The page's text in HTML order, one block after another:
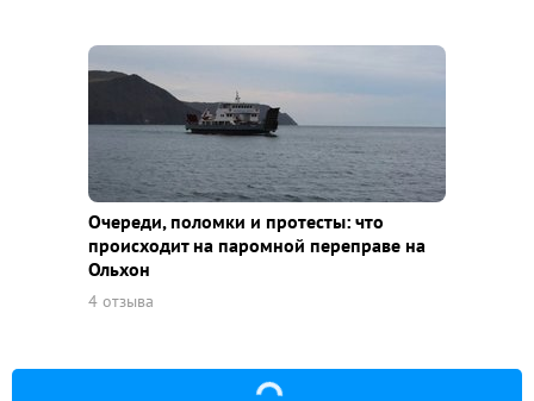
Очереди, поломки и протесты: что
происходит на паромной переправе на
Ольхон
4 отзыва